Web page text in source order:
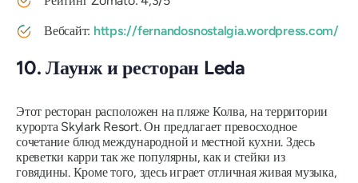
Вебсайт: https://fernandosnostalgia.wordpress.com/
10. Лаунж и ресторан Leda
Этот ресторан расположен на пляже Колва, на территории
курорта Skylark Resort. Он предлагает превосходное
сочетание блюд международной и местной кухни. Здесь
креветки карри так же популярны, как и стейки из
говядины. Кроме того, здесь играет отличная живая музыка,